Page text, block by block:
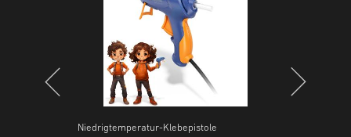
Niedrigtemperatur-Klebepistole
Akku-Heißluftgebläse